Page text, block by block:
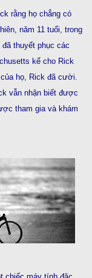
rằng họ chẳng có
năm 11 tuổi, trong
thuyết phục các
kể cho Rick
họ, Rick đã cười.
vẫn nhận biết được
tham gia và khám